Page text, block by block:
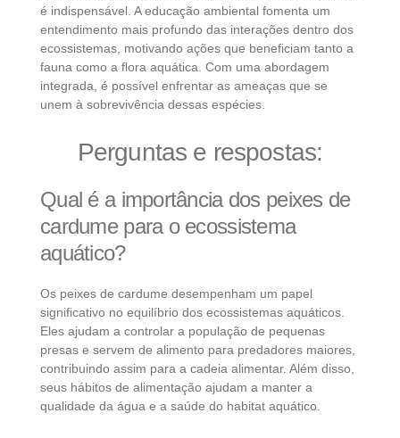
é indispensável. A educação ambiental fomenta um
entendimento mais profundo das interações dentro dos
ecossistemas, motivando ações que beneficiam tanto a
fauna como a flora aquática. Com uma abordagem
integrada, é possível enfrentar as ameaças que se
unem à sobrevivência dessas espécies.
Perguntas e respostas:
Qual é a importância dos peixes de
cardume para o ecossistema
aquático?
Os peixes de cardume desempenham um papel
significativo no equilíbrio dos ecossistemas aquáticos.
Eles ajudam a controlar a população de pequenas
presas e servem de alimento para predadores maiores,
contribuindo assim para a cadeia alimentar. Além disso,
seus hábitos de alimentação ajudam a manter a
qualidade da água e a saúde do habitat aquático.